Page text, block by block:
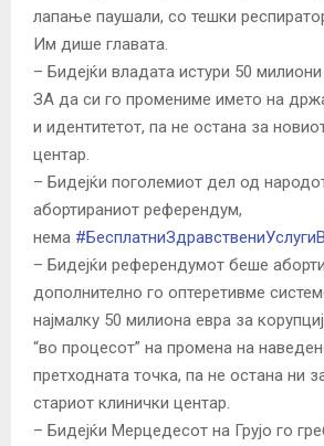
лапање паушали, со тешки
Им дише главата.
– Бидејќи владата истури 50
ЗА да си го промениме името на
и идентитетот, па не остана за
центар.
– Бидејќи поголемиот дел од
абортираниот референдум,
нема #
– Бидејќи референдумот беше
дополнително го оптеретивме
најмалку 50 милиона евра за
“во процесот” на промена на
претходната точка, па не остана ни
стариот клинички центар.
– Бидејќи Мерцедесот на Грујо го